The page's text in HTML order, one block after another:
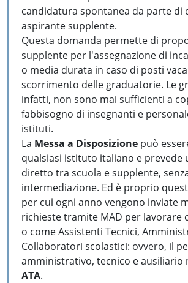
candidatura spontanea da parte di
aspirante supplente.
Questa domanda permette di
supplente per l'assegnazione di
o media durata in caso di posti
scorrimento delle graduatorie. Le
infatti, non sono mai sufficienti a
fabbisogno di insegnanti e
istituti.
La Messa a Disposizione può
qualsiasi istituto italiano e prevede
diretto tra scuola e supplente,
intermediazione. Ed è proprio
per cui ogni anno vengono inviate
richieste tramite MAD per lavorare
o come Assistenti Tecnici,
Collaboratori scolastici: ovvero, il
amministrativo, tecnico e ausiliario
ATA.